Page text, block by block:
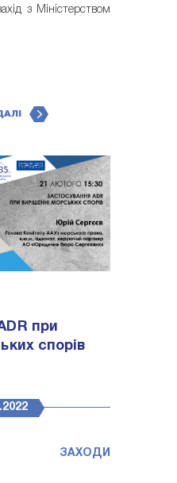
з Міністерством
при
спорів
ЗАХОДИ